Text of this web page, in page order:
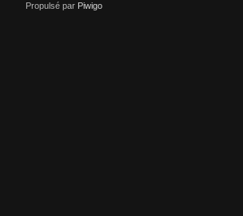
Propulsé par Piwigo